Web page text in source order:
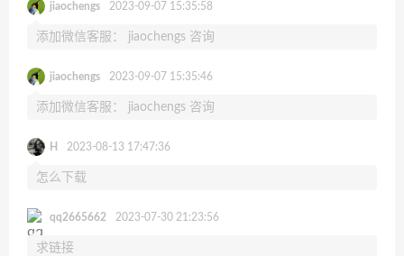
jiaochengs 2023-09-07 15:35:58
添加微信客服： jiaochengs 咨询
jiaochengs 2023-09-07 15:35:46
添加微信客服： jiaochengs 咨询
H 2023-08-13 17:47:36
怎么下载
qq2665662 2023-07-30 21:23:56
求链接